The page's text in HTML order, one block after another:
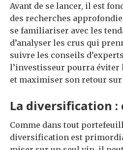
Avant de se lancer, il est
des recherches
se familiariser avec les
d’analyser les crus qui
suivre les conseils
l’investisseur pourra éviter
et maximiser son retour
La diversification :
Comme dans tout
diversification est